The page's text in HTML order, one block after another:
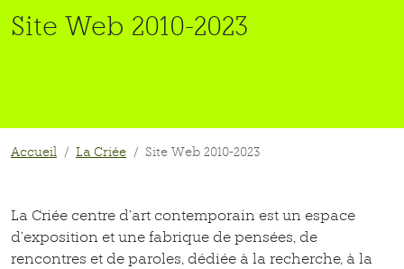
Site Web 2010-2023
Accueil La Criée Site Web 2010-2023
La Criée centre d’art contemporain est un espace
d’exposition et une fabrique de pensées, de
rencontres et de paroles, dédiée à la recherche, à la